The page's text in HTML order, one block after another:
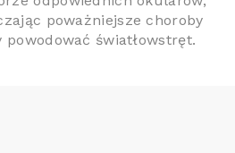
poważniejsze choroby
powodować światłowstręt.